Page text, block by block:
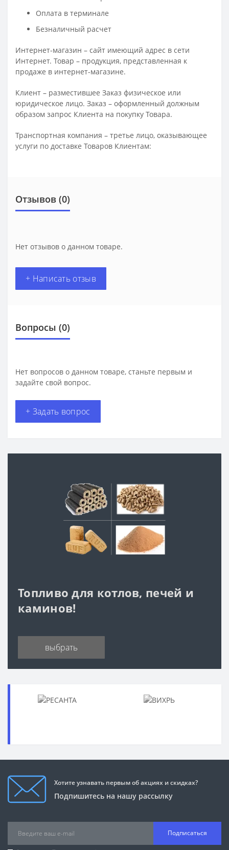
Оплата в терминале
Безналичный расчет
Интернет-магазин – сайт имеющий адрес в сети
Интернет. Товар – продукция, представленная к
продаже в интернет-магазине.
Клиент – разместившее Заказ физическое или
юридическое лицо. Заказ – оформленный должным
образом запрос Клиента на покупку Товара.
Транспортная компания – третье лицо, оказывающее
услуги по доставке Товаров Клиентам:
Отзывов (0)
Нет отзывов о данном товаре.
+ Написать отзыв
Вопросы (0)
Нет вопросов о данном товаре, станьте первым и
задайте свой вопрос.
+ Задать вопрос
Топливо для котлов, печей и
каминов!
выбрать
Хотите узнавать первым об акциях и скидках?
Подпишитесь на нашу рассылку
Подписаться